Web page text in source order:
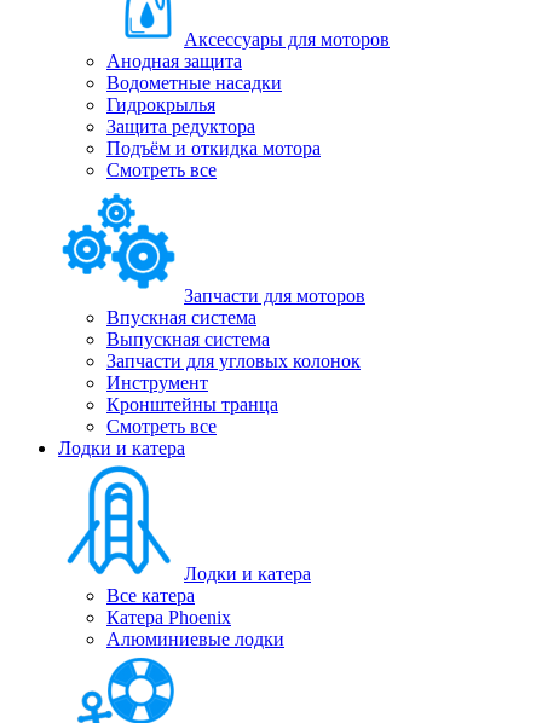
Аксессуары для моторов
Анодная защита
Водометные насадки
Гидрокрылья
Защита редуктора
Подъём и откидка мотора
Смотреть все
Запчасти для моторов
Впускная система
Выпускная система
Запчасти для угловых колонок
Инструмент
Кронштейны транца
Смотреть все
Лодки и катера
Лодки и катера
Все катера
Катера Phoenix
Алюминиевые лодки